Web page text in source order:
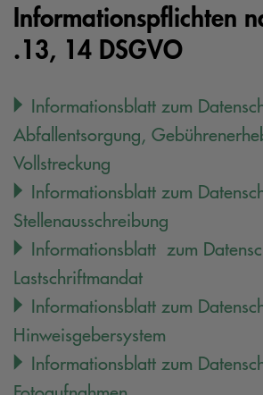
Informationspflichten
.13, 14 DSGVO
Informationsblatt zum
Abfallentsorgung,
Vollstreckung
Informationsblatt zum
Stellenausschreibung
Informationsblatt zum
Lastschriftmandat
Informationsblatt zum
Hinweisgebersystem
Informationsblatt zum